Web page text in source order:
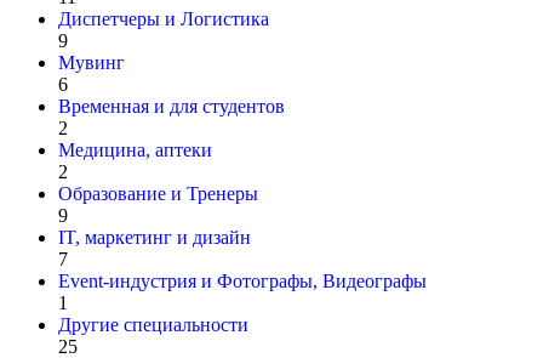
Диспетчеры и Логистика
9
Мувинг
6
Временная и для студентов
2
Медицина, аптеки
2
Образование и Тренеры
9
IT, маркетинг и дизайн
7
Event-индустрия и Фотографы, Видеографы
1
Другие специальности
25